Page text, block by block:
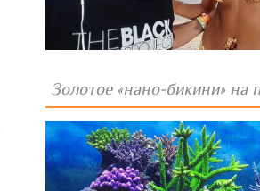
Золотое «нано-бикини» на